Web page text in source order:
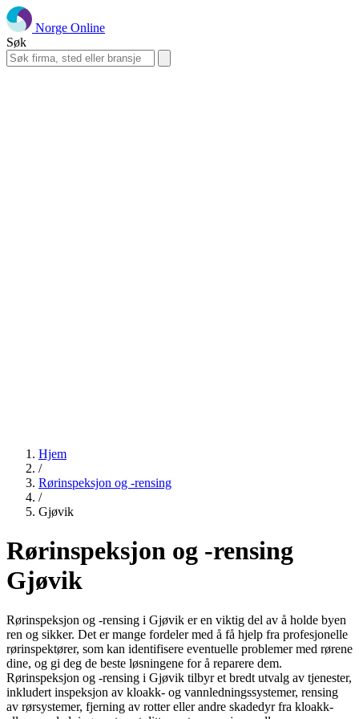
Norge Online
Søk
Hjem
/
Rørinspeksjon og -rensing
/
Gjøvik
Rørinspeksjon og -rensing
Gjøvik
Rørinspeksjon og -rensing i Gjøvik er en viktig del av å holde byen
ren og sikker. Det er mange fordeler med å få hjelp fra profesjonelle
rørinspektører, som kan identifisere eventuelle problemer med rørene
dine, og gi deg de beste løsningene for å reparere dem.
Rørinspeksjon og -rensing i Gjøvik tilbyr et bredt utvalg av tjenester,
inkludert inspeksjon av kloakk- og vannledningssystemer, rensing
av rørsystemer, fjerning av rotter eller andre skadedyr fra kloakk-